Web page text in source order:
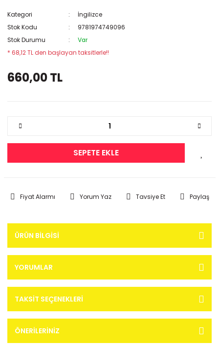
Kategori
İngilizce
Stok Kodu
9781974749096
Stok Durumu
Var
* 68,12 TL den başlayan taksitlerle!!
660,00 TL
SEPETE EKLE
Fiyat Alarmı Yorum Yaz Tavsiye Et Paylaş
ÜRÜN BILGISI
YORUMLAR
TAKSIT SEÇENEKLERI
ÖNERILERINIZ